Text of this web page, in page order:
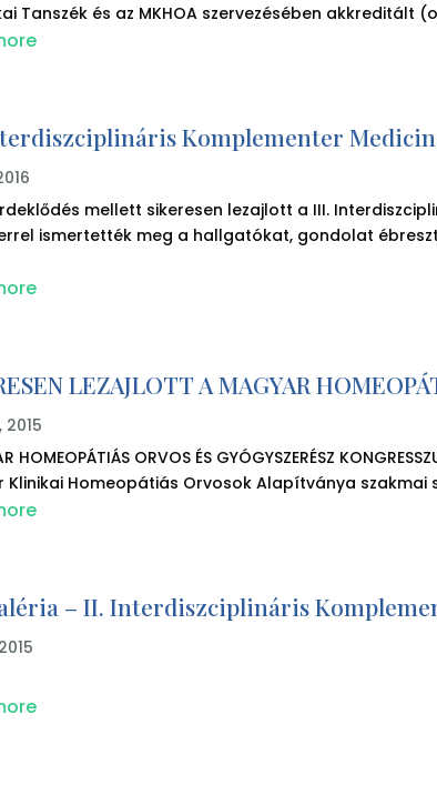
Tanszék és az MKHOA szervezésében akkreditált
Komplementer
mellett sikeresen lezajlott a III.
ismertették meg a hallgatókat, gondolat
LEZAJLOTT A MAGYAR
2015
HOMEOPÁTIÁS ORVOS ÉS GYÓGYSZERÉSZ
Klinikai Homeopátiás Orvosok Alapítványa szakmai
– II. Interdiszciplináris